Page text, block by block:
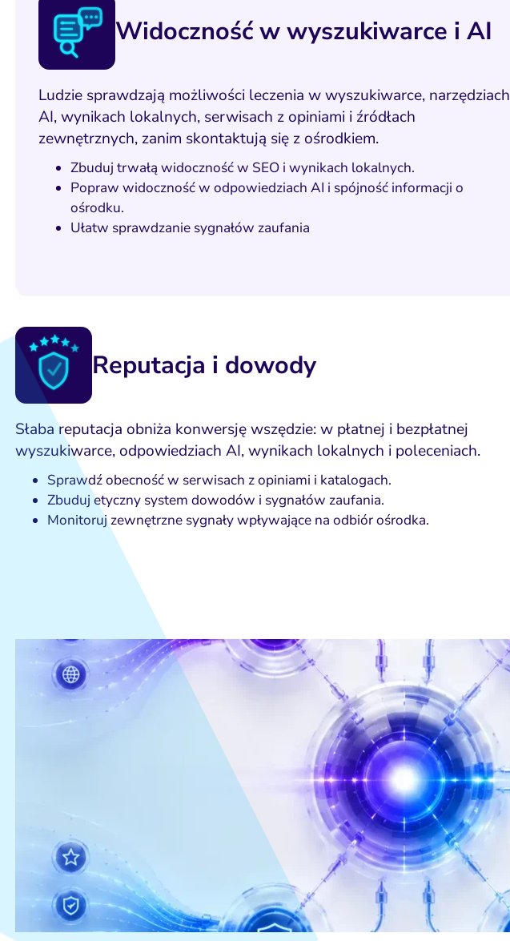
Widoczność w wyszukiwarce i AI
Ludzie sprawdzają możliwości leczenia w wyszukiwarce, narzędziach
AI, wynikach lokalnych, serwisach z opiniami i źródłach
zewnętrznych, zanim skontaktują się z ośrodkiem.
Zbuduj trwałą widoczność w SEO i wynikach lokalnych.
Popraw widoczność w odpowiedziach AI i spójność informacji o
ośrodku.
Ułatw sprawdzanie sygnałów zaufania
Reputacja i dowody
Słaba reputacja obniża konwersję wszędzie: w płatnej i bezpłatnej
wyszukiwarce, odpowiedziach AI, wynikach lokalnych i poleceniach.
Sprawdź obecność w serwisach z opiniami i katalogach.
Zbuduj etyczny system dowodów i sygnałów zaufania.
Monitoruj zewnętrzne sygnały wpływające na odbiór ośrodka.